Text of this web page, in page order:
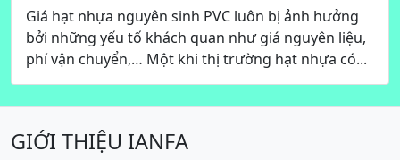
Giá hạt nhựa nguyên sinh PVC luôn bị ảnh hưởng
bởi những yếu tố khách quan như giá nguyên liệu,
phí vận chuyển,… Một khi thị trường hạt nhựa có...
GIỚI THIỆU IANFA